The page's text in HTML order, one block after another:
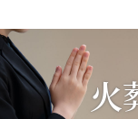
火